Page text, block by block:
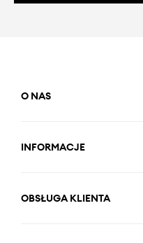
O NAS
INFORMACJE
OBSŁUGA KLIENTA